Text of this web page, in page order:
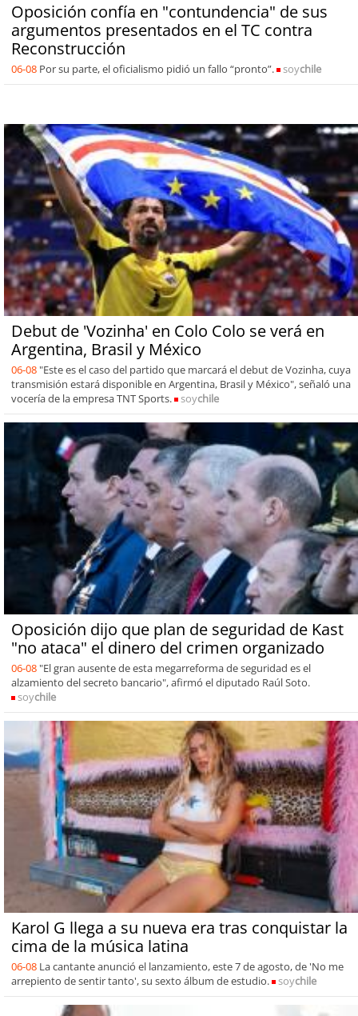
Oposición confía en "contundencia" de sus
argumentos presentados en el TC contra
Reconstrucción
06-08 Por su parte, el oficialismo pidió un fallo “pronto”. soychile
Debut de 'Vozinha' en Colo Colo se verá en
Argentina, Brasil y México
06-08 "Este es el caso del partido que marcará el debut de Vozinha, cuya
transmisión estará disponible en Argentina, Brasil y México", señaló una
vocería de la empresa TNT Sports.
soychile
Oposición dijo que plan de seguridad de Kast
"no ataca" el dinero del crimen organizado
06-08 "El gran ausente de esta megarreforma de seguridad es el
alzamiento del secreto bancario", afirmó el diputado Raúl Soto.
soychile
Karol G llega a su nueva era tras conquistar la
cima de la música latina
06-08 La cantante anunció el lanzamiento, este 7 de agosto, de 'No me
arrepiento de sentir tanto', su sexto álbum de estudio.
soychile